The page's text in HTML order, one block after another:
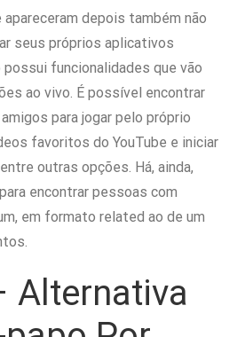
depois também não
seus próprios aplicativos
funcionalidades que vão
ao vivo. É possível encontrar
para jogar pelo próprio
favoritos do YouTube e iniciar
outras opções. Há, ainda,
encontrar pessoas com
em formato related ao de um
Alternativa